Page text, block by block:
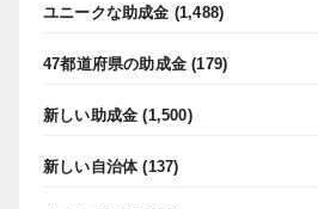
ユニークな助成金 (1,488)
47都道府県の助成金 (179)
新しい助成金 (1,500)
新しい自治体(137)